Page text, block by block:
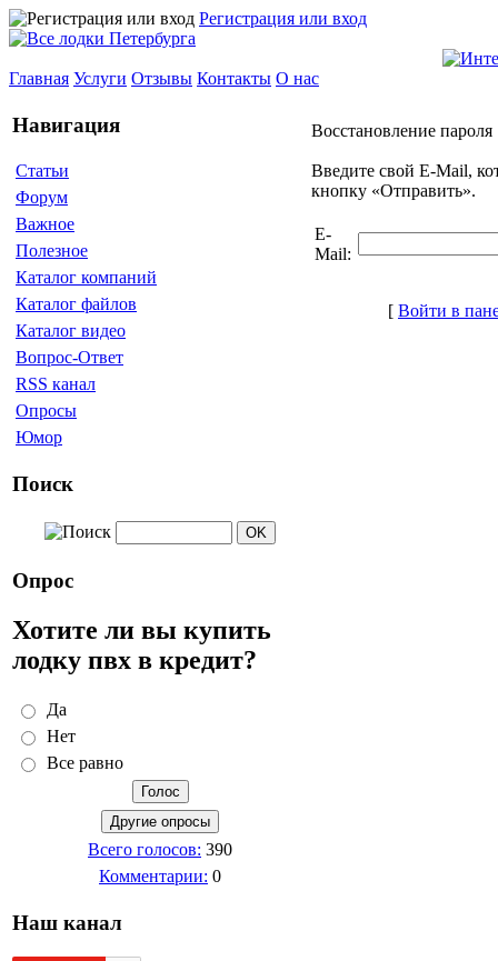
Регистрация или вход
Главная Услуги Отзывы Контакты О нас
Навигация
Статьи
Форум
Важное
Полезное
Каталог компаний
Каталог файлов
Каталог видео
Вопрос-Ответ
RSS канал
Опросы
Юмор
Поиск
Опрос
Хотите ли вы купить
лодку пвх в кредит?
Да
Нет
Все равно
Всего голосов: 390
Комментарии: 0
Наш канал
Восстановление пароля
Введите свой E-Mail,
кнопку «Отправить».
E-
Mail:
[ Войти в